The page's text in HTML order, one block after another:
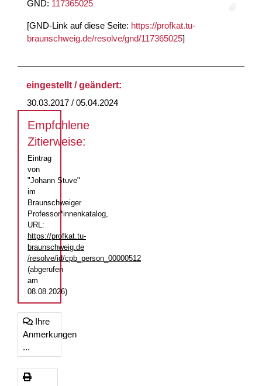
GND: 117365025
[GND-Link auf diese Seite: https://profkat.tu-
braunschweig.de/resolve/gnd/117365025]
eingestellt / geändert:
30.03.2017 / 05.04.2024
Empfohlene
Zitierweise:
Eintrag
von
"Johann Stuve"
im
Braunschweiger
Professor*innenkatalog,
URL:
https://profkat.tu-
braunschweig.de
/resolve/id/cpb_person_00000512
(abgerufen
am
08.08.2026)
Ihre
Anmerkungen
...